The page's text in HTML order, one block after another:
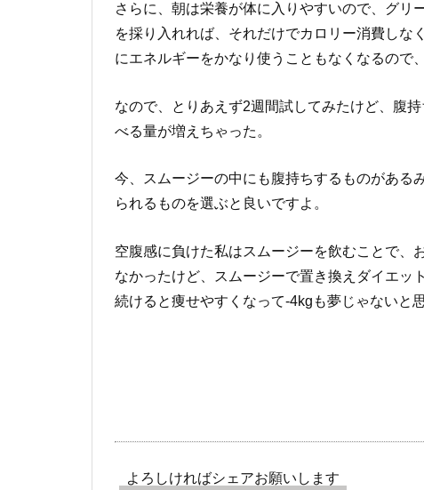
さらに、朝は栄養が体に入りやすいので、グリ
を採り入れれば、それだけでカロリー消費しな
にエネルギーをかなり使うこともなくなるので
なので、とりあえず2週間試してみたけど、腹
べる量が増えちゃった。
今、スムージーの中にも腹持ちするものがある
られるものを選ぶと良いですよ。
空腹感に負けた私はスムージーを飲むことで、
なかったけど、スムージーで置き換えダイエッ
続けると痩せやすくなって-4kgも夢じゃないと
よろしければシェアお願いします